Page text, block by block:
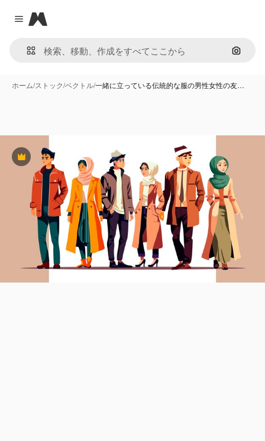
Close menu
Magnific
画像で
ホーム/ストック/ベクトル/一緒に立っている伝統的な服の男性女性の友…
Premium